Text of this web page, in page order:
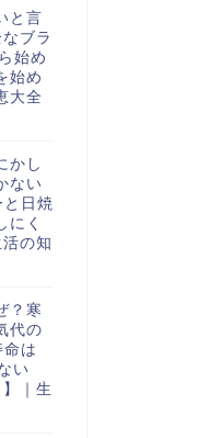
と言
ブラ
始め
始め
大全
かし
ない
と日焼
にく
の知
？寒
代の
命は
い
｜生